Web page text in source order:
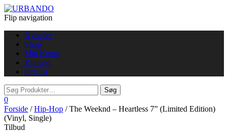
Flip navigation
Nyheder
Shop
Min Konto
Kontakt
Om Os
0
Forside /Hip-Hop / The Weeknd – Heartless 7” (Limited Edition)
(Vinyl, Single)
Tilbud